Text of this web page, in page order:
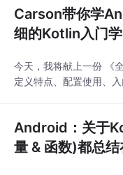
Carson带你学
细的Kotlin入门
今天，我将献上一份 《
定义特点、配置使用、
Android：关于
量 & 函数)都总结